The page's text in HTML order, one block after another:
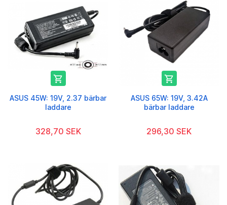

ASUS 45W: 19V, 2.37 bärbar
laddare
328,70 SEK

ASUS 65W: 19V, 3.42A
bärbar laddare
296,30 SEK